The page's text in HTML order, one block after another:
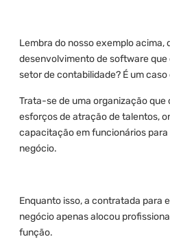
Lembra do nosso exemplo acima,
desenvolvimento de software
setor de contabilidade? É um caso
Trata-se de uma organização que
esforços de atração de talentos,
capacitação em funcionários
negócio.
Enquanto isso, a contratada para
negócio apenas alocou
função.